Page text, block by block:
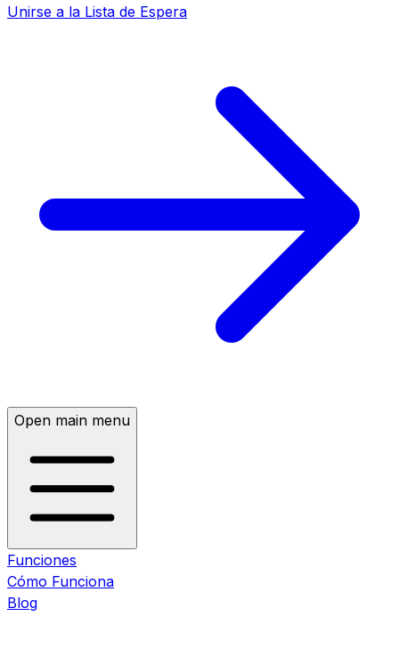
Unirse a la Lista de Espera
Open main menu
Funciones
Cómo Funciona
Blog